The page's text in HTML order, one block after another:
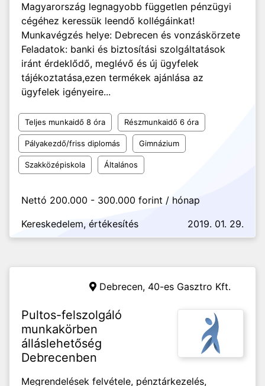
Magyarország legnagyobb független pénzügyi
cégéhez keressük leendő kollégáinkat!
Munkavégzés helye: Debrecen és vonzáskörzete
Feladatok: banki és biztosítási szolgáltatások
iránt érdeklődő, meglévő és új ügyfelek
tájékoztatása,ezen termékek ajánlása az
ügyfelek igényeire...
Teljes munkaidő 8 óra Részmunkaidő 6 óra
Pályakezdő/friss diplomás Gimnázium
Szakközépiskola Általános
Nettó 200.000 - 300.000 forint / hónap
Kereskedelem, értékesítés
2019. 01. 29.
Debrecen, 40-es Gasztro Kft.
Pultos-felszolgáló
munkakörben
álláslehetőség
Debrecenben
Megrendelések felvétele, pénztárkezelés,